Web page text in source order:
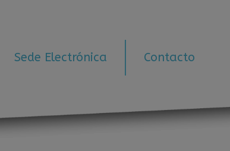
Sede Electrónica Contacto